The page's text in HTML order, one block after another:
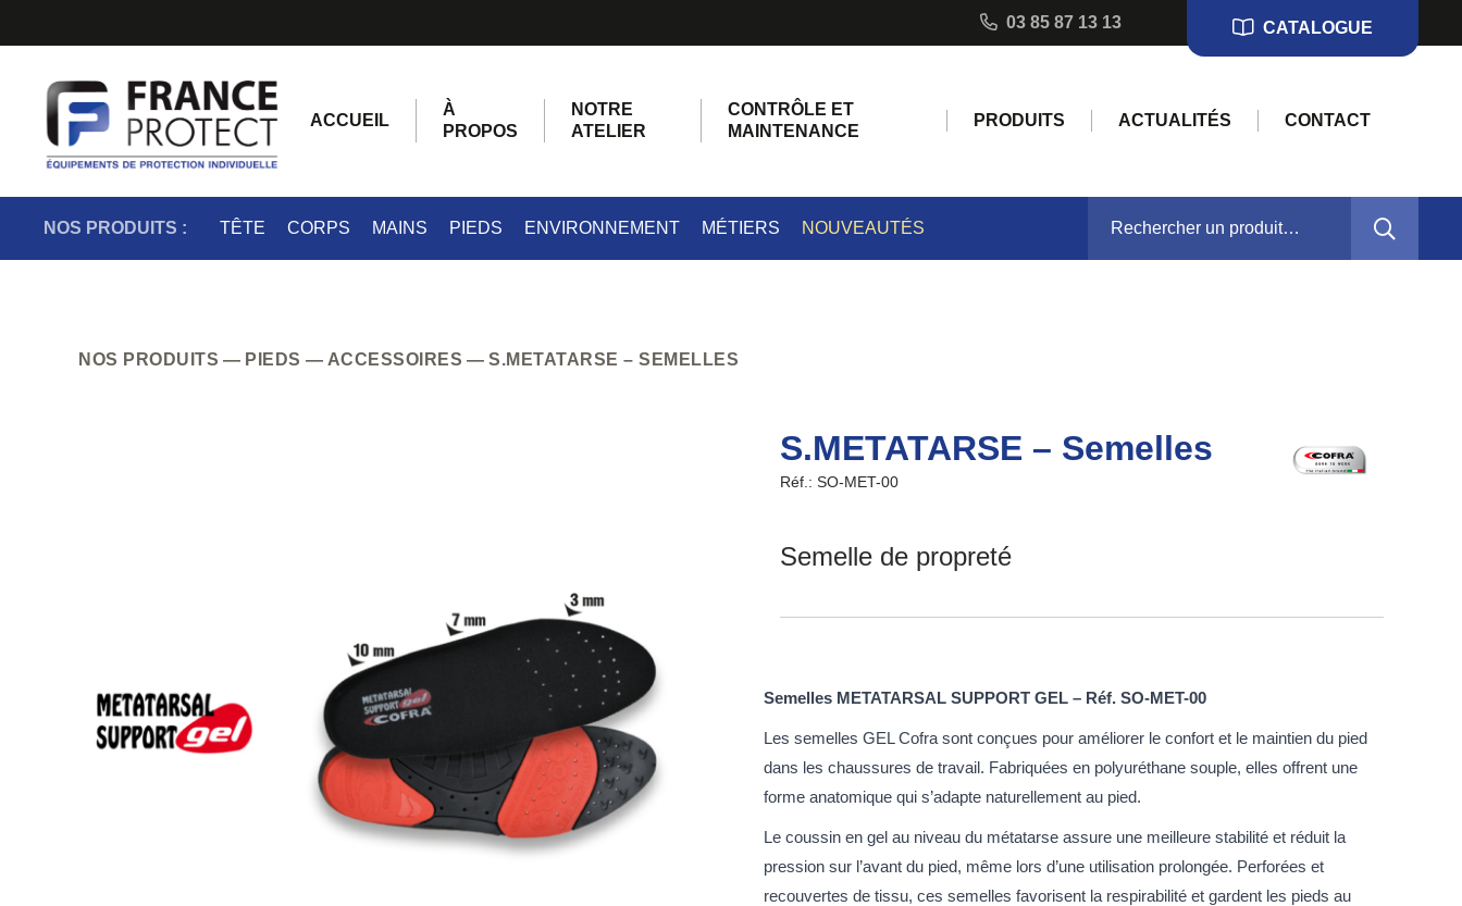
03 85 87 13 13 CATALOGUE
ACCUEIL
À
PROPOS
NOTRE
ATELIER
CONTRÔLE ET
MAINTENANCE
PRODUITS ACTUALITÉS CONTACT
NOS PRODUITS : TÊTE CORPS MAINS PIEDS ENVIRONNEMENT MÉTIERS NOUVEAUTÉS
NOS PRODUITS PIEDS ACCESSOIRES S.METATARSE – SEMELLES
S.METATARSE – Semelles
Réf.: SO-MET-00
Semelle de propreté
Semelles METATARSAL SUPPORT GEL – Réf. SO-MET-00
Les semelles GEL Cofra sont conçues pour améliorer le confort et le maintien du pied
dans les chaussures de travail. Fabriquées en polyuréthane souple, elles offrent une
forme anatomique qui s’adapte naturellement au pied.
Le coussin en gel au niveau du métatarse assure une meilleure stabilité et réduit la
pression sur l’avant du pied, même lors d’une utilisation prolongée. Perforées et
recouvertes de tissu, ces semelles favorisent la respirabilité et gardent les pieds au